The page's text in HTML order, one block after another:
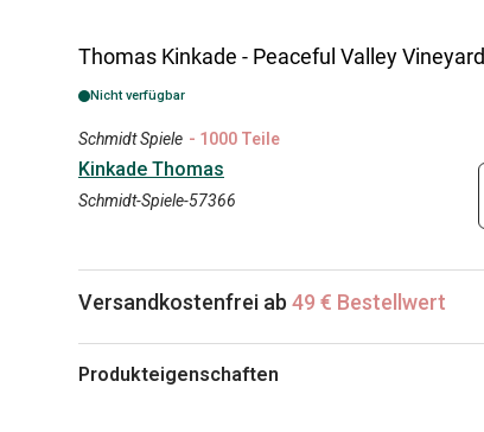
Thomas Kinkade - Peaceful Valley Vineyard
Nicht verfügbar
Schmidt Spiele - 1000 Teile
Kinkade Thomas
Schmidt-Spiele-57366
Versandkostenfrei ab 49 € Bestellwert
Produkteigenschaften